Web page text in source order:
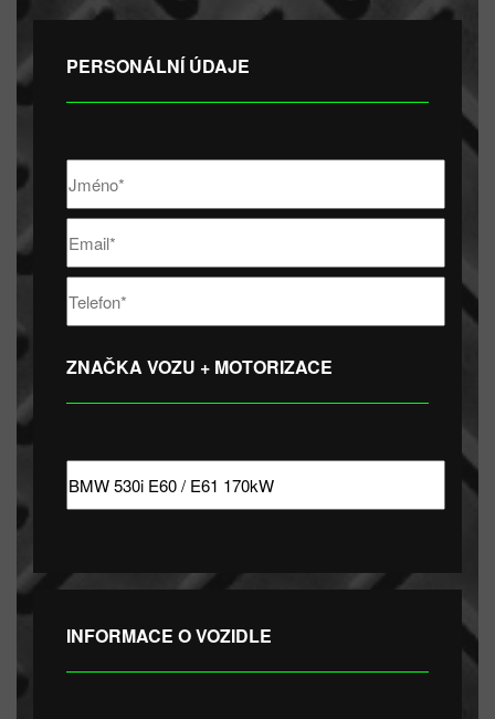
PERSONÁLNÍ ÚDAJE
ZNAČKA VOZU + MOTORIZACE
INFORMACE O VOZIDLE